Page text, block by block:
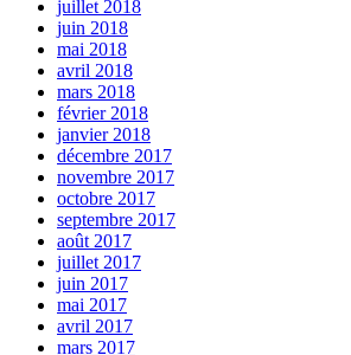
juillet 2018
juin 2018
mai 2018
avril 2018
mars 2018
février 2018
janvier 2018
décembre 2017
novembre 2017
octobre 2017
septembre 2017
août 2017
juillet 2017
juin 2017
mai 2017
avril 2017
mars 2017